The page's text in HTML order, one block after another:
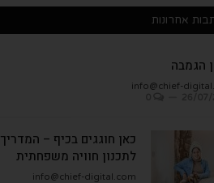
אחרונות
הגמבה
info@chief-
כאן חוגגים בכיף – המדריך
לתכנון חוויה משפחתית
info@chief-digital.com